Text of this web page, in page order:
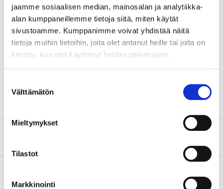
jaamme sosiaalisen median, mainosalan ja analytiikka-
alan kumppaneillemme tietoja siitä, miten käytät
sivustoamme. Kumppanimme voivat yhdistää näitä
tietoja muihin tietoihin, joita olet antanut heille tai joita on
kerätty, kun olet käyttänyt heidän palvelujaan.
valinta
Välttämätön
Mieltymykset
Tilastot
Markkinointi
Technical specifications
Thread
M8 x 1